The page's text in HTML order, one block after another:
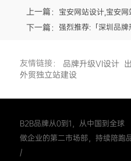
上一篇： 宝安网站设计,宝安
下一篇： 强烈推荐:「深圳品
友情链接： 品牌升级VI设计
外贸独立站建设
B2B品牌从0到1，从中国到全球
做企业的第二市场部，持续陪跑
/